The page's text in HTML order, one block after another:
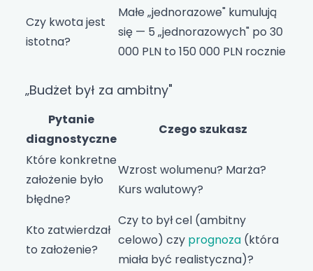
Czy kwota jest
istotna?
Małe „jednorazowe" kumulują
się — 5 „jednorazowych" po 30
000 PLN to 150 000 PLN rocznie
„Budżet był za ambitny"
Pytanie
diagnostyczne
Czego szukasz
Które konkretne
założenie było
błędne?
Wzrost wolumenu? Marża?
Kurs walutowy?
Kto zatwierdzał
to założenie?
Czy to był cel (ambitny
celowo) czy prognoza (która
miała być realistyczna)?